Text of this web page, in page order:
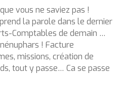
vous ne saviez pas !
la parole dans le dernier
Comptables de demain …
! Facture
missions, création de
tout y passe… Ca se passe